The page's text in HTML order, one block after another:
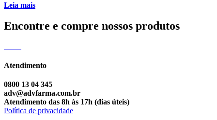
Leia mais
Encontre e compre nossos produtos
Atendimento
0800 13 04 345
adv@advfarma.com.br
Atendimento das 8h às 17h (dias úteis)
Política de privacidade